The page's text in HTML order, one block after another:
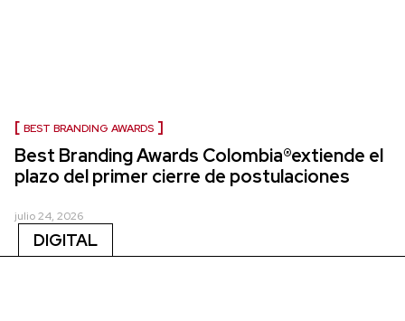
BEST BRANDING AWARDS
Best Branding Awards Colombia®extiende el
plazo del primer cierre de postulaciones
julio 24, 2026
DIGITAL